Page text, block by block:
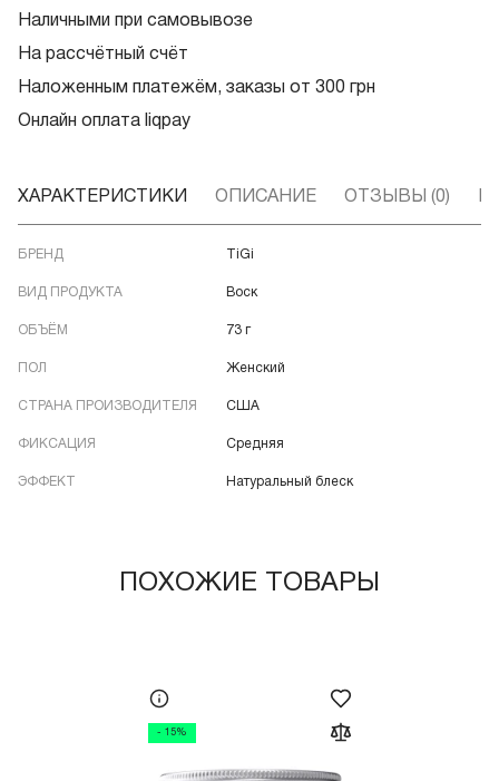
Наличными при самовывозе
На рассчётный счёт
Наложенным платежём, заказы от 300 грн
Онлайн оплата liqpay
ХАРАКТЕРИСТИКИ ОПИСАНИЕ ОТЗЫВЫ (0)
БРЕНД TiGi
ВИД ПРОДУКТА Воск
ОБЪЁМ 73 г
ПОЛ Женский
СТРАНА ПРОИЗВОДИТЕЛЯ США
ФИКСАЦИЯ Средняя
ЭФФЕКТ Натуральный блеск
ПОХОЖИЕ ТОВАРЫ
- 15%